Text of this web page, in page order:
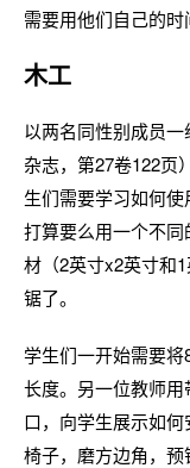
需要用他们自己的时
木工
以两名同性别成员一
杂志，第27卷122页
生们需要学习如何
打算要么用一个不
材（2英寸x2英寸和
锯了。
学生们一开始需要
长度。另一位教师
口，向学生展示如
椅子，磨方边角，预